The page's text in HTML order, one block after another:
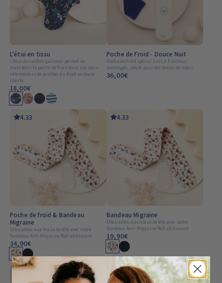
L'étui en tissu
L'étui de confort qui vous permet de
maintenir la poche de froid dans vos sous-
vêtements et de profiter du froid en toute
liberté
18,00€
Poche de Froid - Douce Nuit
Poche de froid spécial nuit, à fraîcheur
prolongée, idéale pour des temps de repos
36,00€
Poche de froid & Bandeau
Migraine
Dites adieu aux maux de tête avec notre
Bandeau Anti-Migraine Rafraîchissant
4.33
34,90€
Bandeau Migraine
Dites adieu aux maux de tête avec notre
Bandeau Anti-Migraine Rafraîchissant
4.33
19,90€
4.58 4.58